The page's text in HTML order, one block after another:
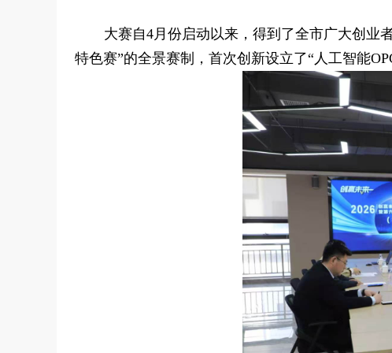
大赛自4月份启动以来，得到了全市广大创业
特色赛”的全景赛制，首次创新设立了“人工智能